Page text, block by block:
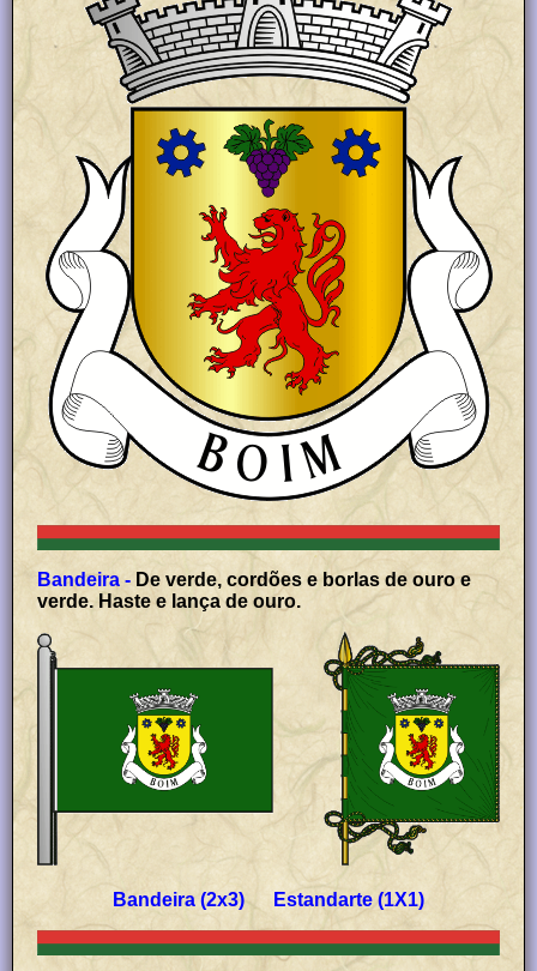
Bandeira -
verde. Haste e lança de ouro.
Bandeira (2x3) Estandarte (1X1)